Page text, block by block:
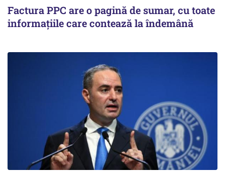
Factura PPC are o pagină de sumar, cu toate
informațiile care contează la îndemână